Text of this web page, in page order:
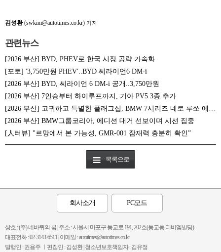
김성환(swkim@autotimes.co.kr) 기자
관련뉴스
[2026 부산] BYD, PHEV로 한국 시장 공략 가속화
[포토] '3,750만원 PHEV'..BYD 씨라이언6 DM-i
[2026 부산] BYD, 씨라이언 6 DM-i 공개..3,750만원
[2026 부산] 7인승부터 하이루프까지, 기아 PV5 3종 추가
[2026 부산] 고귀하고 특별한 플래그십, BMW 7시리즈 네로 루쏘 에디션
[2026 부산] BMW그룹코리아, 에디션 대거 선보이며 시선 집중
[人터뷰] "르망에서 본 가능성, GMR-001 잠재력 충분히 확인”
목록으로
회사소개 PC모드
상호 : (주) 네바퀴의 꿈 | 주소 : 서울시 마포구 동교로 191, 202호(동교동,디비엠빌딩)
대표전화 : 02-3143-6511 | 이메일 : autotimes@autotimes.co.kr
발행인 : 권용주 ㅣ편집인 : 김성환 | 청소년보호책임자 : 김유정